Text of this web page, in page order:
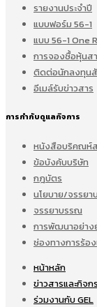
รายงานประจำปี
แบบฟอร์ม 56-1
แบบ 56-1 One
การจองซื้อหุ้นส
ติดต่อนักลงทุน
อีเมล์รับข่าวสาร
การกำกับดูแลกิจการ
หนังสือบริคณห์
ข้อบังคับบริษัท
กฎบัตร
นโยบาย/จรรย
จรรยาบรรณ
การพัฒนาอย่าง
ช่องทางการร้อง
หน้าหลัก
ข่าวสารและกิจก
ร่วมงานกับ GEL